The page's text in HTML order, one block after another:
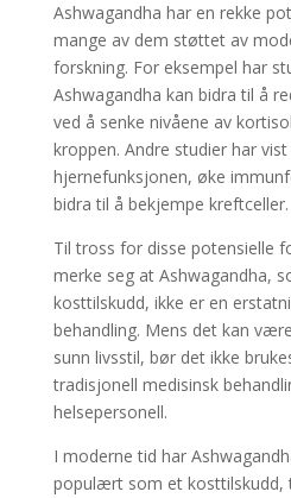
Ashwagandha har en rekke
mange av dem støttet av
forskning. For eksempel har
Ashwagandha kan bidra til å
ved å senke nivåene av
kroppen. Andre studier har
hjernefunksjonen, øke
bidra til å bekjempe kreftceller.
Til tross for disse potensielle
merke seg at Ashwagandha,
kosttilskudd, ikke er en
behandling. Mens det kan
sunn livsstil, bør det ikke
tradisjonell medisinsk
helsepersonell.
I moderne tid har
populært som et kosttilskudd,